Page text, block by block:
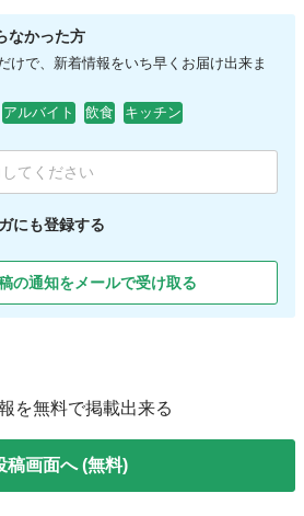
なかった方
けで、新着情報をいち早くお届け出来ま
アルバイト 飲食 キッチン
にも登録する
の通知をメールで受け取る
を無料で掲載出来る
稿画面へ (無料)